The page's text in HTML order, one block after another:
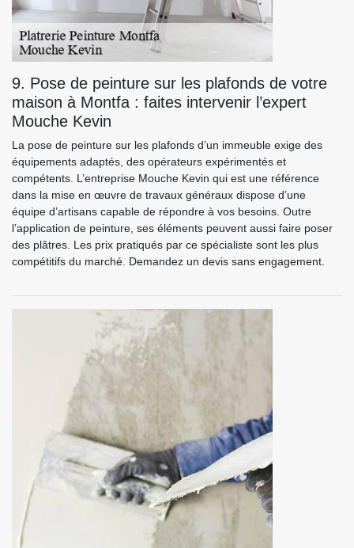
9. Pose de peinture sur les plafonds de votre
maison à Montfa : faites intervenir l’expert
Mouche Kevin
La pose de peinture sur les plafonds d’un immeuble exige des
équipements adaptés, des opérateurs expérimentés et
compétents. L’entreprise Mouche Kevin qui est une référence
dans la mise en œuvre de travaux généraux dispose d’une
équipe d’artisans capable de répondre à vos besoins. Outre
l’application de peinture, ses éléments peuvent aussi faire poser
des plâtres. Les prix pratiqués par ce spécialiste sont les plus
compétitifs du marché. Demandez un devis sans engagement.